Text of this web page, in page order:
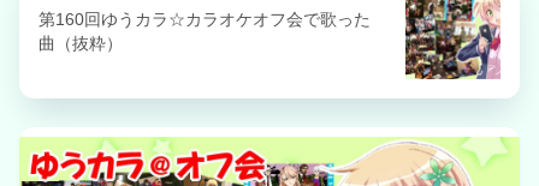
第160回ゆうカラ☆カラオケオフ会で歌った
曲（抜粋）